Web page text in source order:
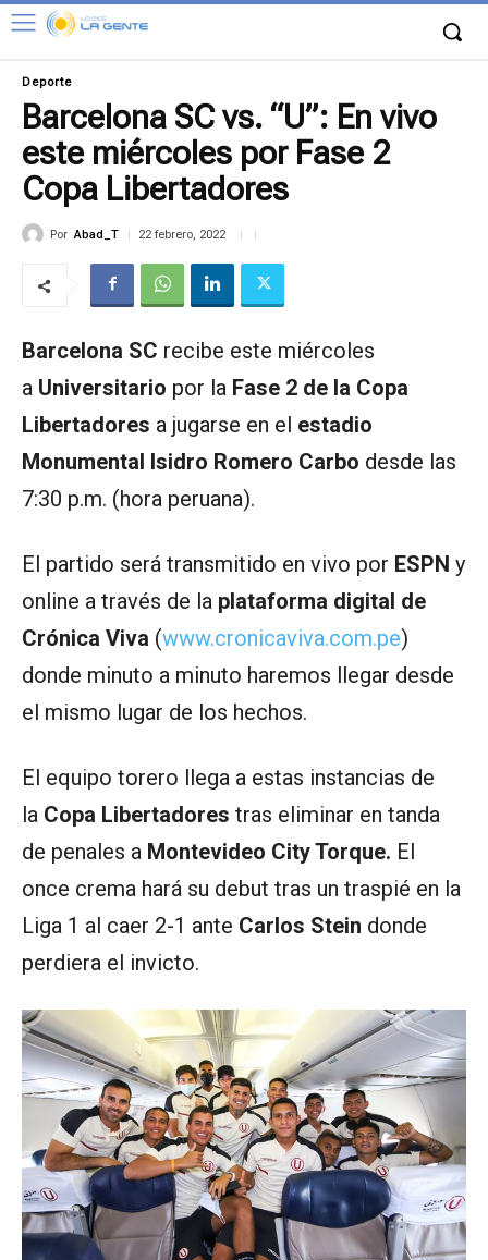
Deporte
Barcelona SC vs. “U”: En vivo
este miércoles por Fase 2
Copa Libertadores
Por Abad_T 22 febrero, 2022
Barcelona SC recibe este miércoles
a Universitario por la Fase 2 de la Copa
Libertadores a jugarse en el estadio
Monumental Isidro Romero Carbo desde las
7:30 p.m. (hora peruana).
El partido será transmitido en vivo por ESPN y
online a través de la plataforma digital de
Crónica Viva (www.cronicaviva.com.pe)
donde minuto a minuto haremos llegar desde
el mismo lugar de los hechos.
El equipo torero llega a estas instancias de
la Copa Libertadores tras eliminar en tanda
de penales a Montevideo City Torque. El
once crema hará su debut tras un traspié en la
Liga 1 al caer 2-1 ante Carlos Stein donde
perdiera el invicto.